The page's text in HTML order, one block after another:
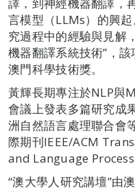
言模型（LLMs）的興
究過程中的經驗與見解
機器翻譯系統技術”，
澳門科學技術獎。
黃輝長期專注於NLP與
會議上發表多篇研究成
洲自然語言處理聯合會
際期刊IEEE/ACM
and Language
“澳大學人研究講壇”由